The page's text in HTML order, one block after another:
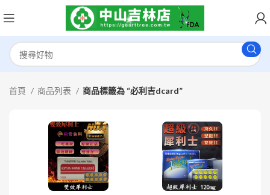
首頁 商品列表 商品標籤為 “必利吉dcard”